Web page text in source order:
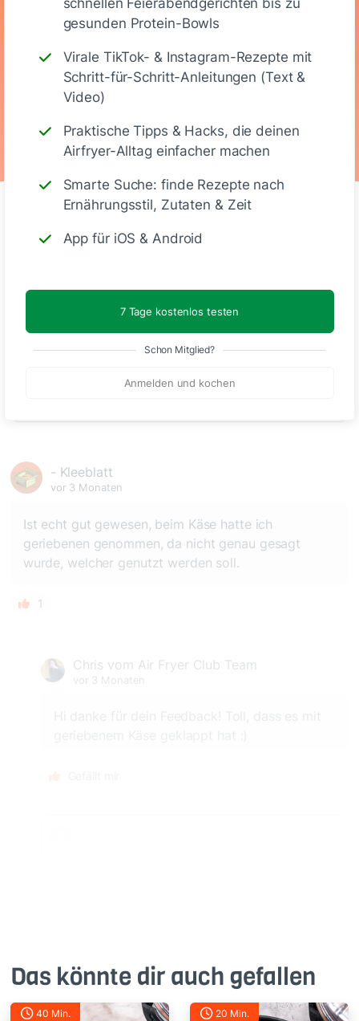
schnellen Feierabendgerichten bis zu
gesunden Protein-Bowls
Virale TikTok- & Instagram-Rezepte mit
Schritt-für-Schritt-Anleitungen (Text &
Video)
Praktische Tipps & Hacks, die deinen
Airfryer-Alltag einfacher machen
Smarte Suche: finde Rezepte nach
Ernährungsstil, Zutaten & Zeit
App für iOS & Android
7 Tage kostenlos testen
Schon Mitglied?
Anmelden und kochen
Kalorien
Kommentare(2)
1500
- Kleeblatt
vor 3 Monaten
Ist echt gut gewesen, beim Käse hatte ich
geriebenen genommen, da nicht genau gesagt
wurde, welcher genutzt werden soll.
1
Chris vom Air Fryer Club Team
vor 3 Monaten
Das könnte dir auch gefallen
40 Min. 20 Min.